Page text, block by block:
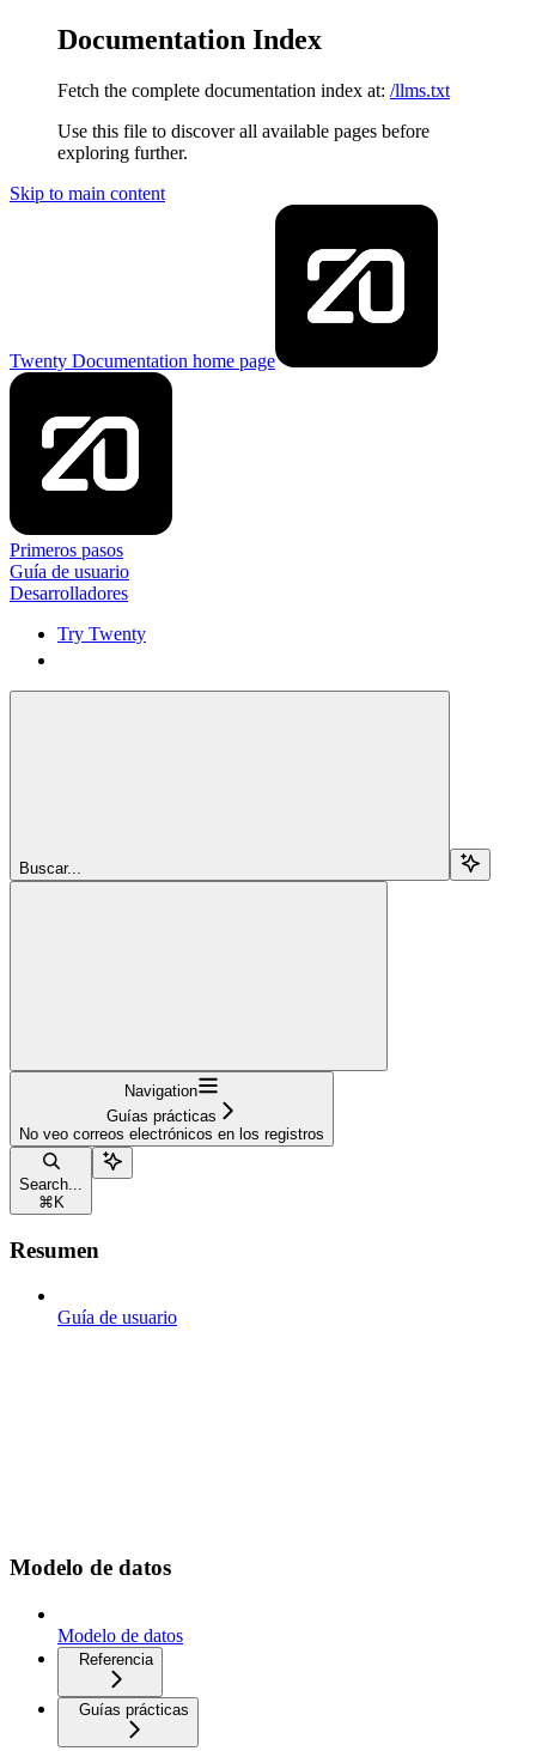
Documentation Index
Fetch the complete documentation index at: /llms.txt
Use this file to discover all available pages before
exploring further.
Skip to main content
Twenty Documentation home page
Primeros pasos
Guía de usuario
Desarrolladores
Try Twenty
Buscar...
Navigation
Guías prácticas
No veo correos electrónicos en los registros
Search...
⌘ K
Resumen
Guía de usuario
Modelo de datos
Modelo de datos
Referencia
Guías prácticas